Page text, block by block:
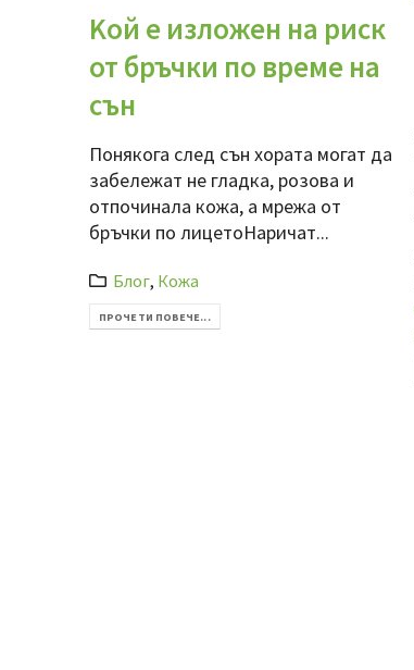
Kой е изложен на риск
от бръчки по време на
сън
Понякога след сън хората могат да
забележат не гладка, розова и
отпочинала кожа, а мрежа от
бръчки по лицетоНаричат...
Блог, Кожа
ПРОЧЕТИ ПОВЕЧЕ...